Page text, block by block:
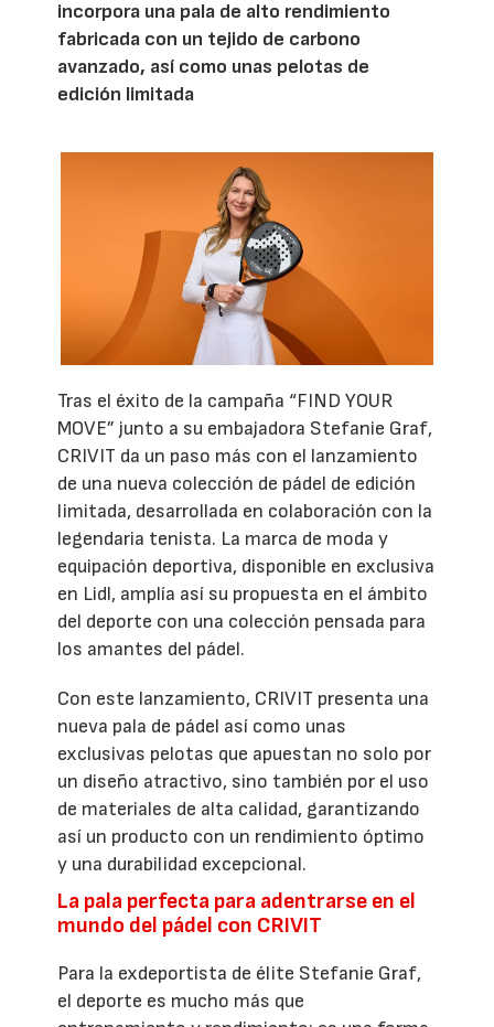
incorpora una pala de alto rendimiento
fabricada con un tejido de carbono
avanzado, así como unas pelotas de
edición limitada
Tras el éxito de la campaña “FIND YOUR
MOVE” junto a su embajadora Stefanie Graf,
CRIVIT da un paso más con el lanzamiento
de una nueva colección de pádel de edición
limitada, desarrollada en colaboración con la
legendaria tenista. La marca de moda y
equipación deportiva, disponible en exclusiva
en Lidl, amplía así su propuesta en el ámbito
del deporte con una colección pensada para
los amantes del pádel.
Con este lanzamiento, CRIVIT presenta una
nueva pala de pádel así como unas
exclusivas pelotas que apuestan no solo por
un diseño atractivo, sino también por el uso
de materiales de alta calidad, garantizando
así un producto con un rendimiento óptimo
y una durabilidad excepcional.
La pala perfecta para adentrarse en el
mundo del pádel con CRIVIT
Para la exdeportista de élite Stefanie Graf,
el deporte es mucho más que